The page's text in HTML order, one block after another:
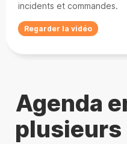
incidents et commandes.
Regarder la vidéo
Agenda